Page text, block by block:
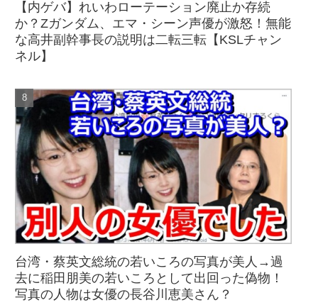
【内ゲバ】れいわローテーション廃止か存続
か？Zガンダム、エマ・シーン声優が激怒！無能
な高井副幹事長の説明は二転三転【KSLチャン
ネル】
台湾・蔡英文総統の若いころの写真が美人→過
去に稲田朋美の若いころとして出回った偽物！
写真の人物は女優の長谷川恵美さん？